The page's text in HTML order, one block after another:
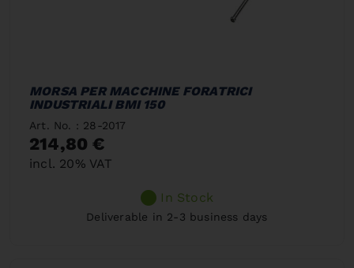
MORSA PER MACCHINE FORATRICI
INDUSTRIALI BMI 150
Art. No. : 28-2017
214,80 €
incl. 20% VAT
In Stock
Deliverable in 2-3 business days